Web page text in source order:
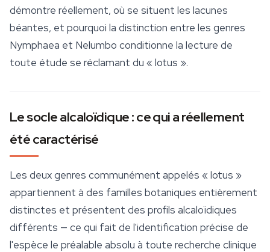
démontre réellement, où se situent les lacunes
béantes, et pourquoi la distinction entre les genres
Nymphaea et Nelumbo conditionne la lecture de
toute étude se réclamant du « lotus ».
Le socle alcaloïdique : ce qui a réellement
été caractérisé
Les deux genres communément appelés « lotus »
appartiennent à des familles botaniques entièrement
distinctes et présentent des profils alcaloïdiques
différents — ce qui fait de l'identification précise de
l'espèce le préalable absolu à toute recherche clinique